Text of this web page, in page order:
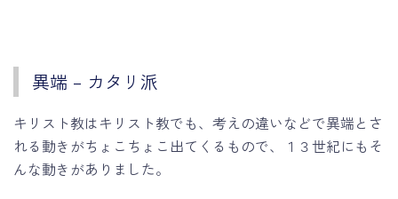
異端 – カタリ派
キリスト教はキリスト教でも、考えの違いなどで異端とさ
れる動きがちょこちょこ出てくるもので、１３世紀にもそ
んな動きがありました。